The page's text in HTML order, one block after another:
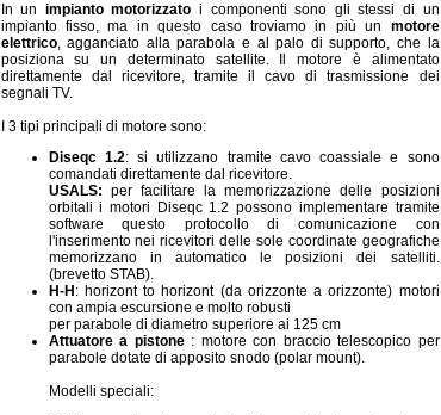
In un impianto motorizzato i componenti sono gli stessi di un
impianto fisso, ma in questo caso troviamo in più un motore
elettrico, agganciato alla parabola e al palo di supporto, che la
posiziona su un determinato satellite. Il motore è alimentato
direttamente dal ricevitore, tramite il cavo di trasmissione dei
segnali TV.
I 3 tipi principali di motore sono:
Diseqc 1.2: si utilizzano tramite cavo coassiale e sono
comandati direttamente dal ricevitore.
USALS: per facilitare la memorizzazione delle posizioni
orbitali i motori Diseqc 1.2 possono implementare tramite
software questo protocollo di comunicazione con
l'inserimento nei ricevitori delle sole coordinate geografiche
memorizzano in automatico le posizioni dei satelliti.
(brevetto STAB).
H-H : horizont to horizont (da orizzonte a orizzonte) motori
con ampia escursione e molto robusti
per parabole di diametro superiore ai 125 cm
Attuatore a pistone : motore con braccio telescopico per
parabole dotate di apposito snodo (polar mount).
Modelli speciali: